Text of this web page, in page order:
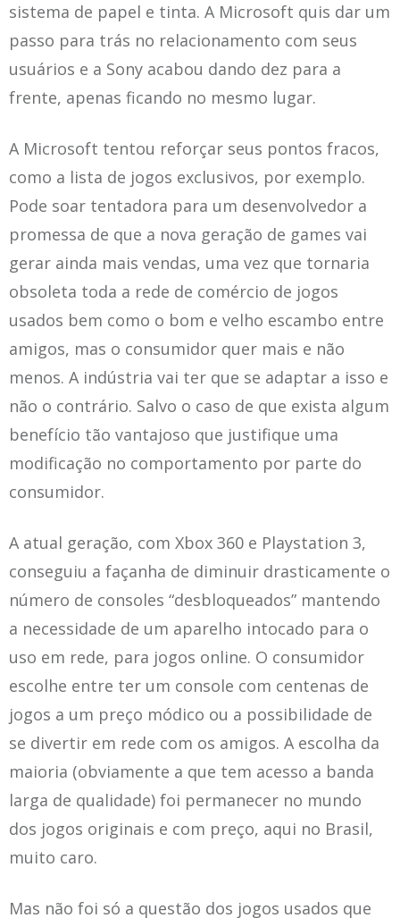
sistema de papel e tinta. A Microsoft quis dar um
passo para trás no relacionamento com seus
usuários e a Sony acabou dando dez para a
frente, apenas ficando no mesmo lugar.
A Microsoft tentou reforçar seus pontos fracos,
como a lista de jogos exclusivos, por exemplo.
Pode soar tentadora para um desenvolvedor a
promessa de que a nova geração de games vai
gerar ainda mais vendas, uma vez que tornaria
obsoleta toda a rede de comércio de jogos
usados bem como o bom e velho escambo entre
amigos, mas o consumidor quer mais e não
menos. A indústria vai ter que se adaptar a isso e
não o contrário. Salvo o caso de que exista algum
benefício tão vantajoso que justifique uma
modificação no comportamento por parte do
consumidor.
A atual geração, com Xbox 360 e Playstation 3,
conseguiu a façanha de diminuir drasticamente o
número de consoles “desbloqueados” mantendo
a necessidade de um aparelho intocado para o
uso em rede, para jogos online. O consumidor
escolhe entre ter um console com centenas de
jogos a um preço módico ou a possibilidade de
se divertir em rede com os amigos. A escolha da
maioria (obviamente a que tem acesso a banda
larga de qualidade) foi permanecer no mundo
dos jogos originais e com preço, aqui no Brasil,
muito caro.
Mas não foi só a questão dos jogos usados que